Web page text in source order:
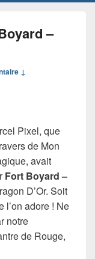
–
↓
Pixel, que
de Mon
avait
Fort Boyard –
D’Or. Soit
l’on adore ! Ne
notre
de Rouge,